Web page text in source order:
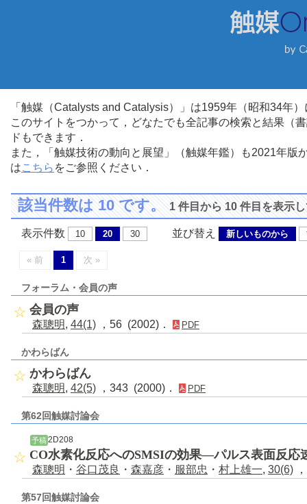
「触媒（Catalysts and Catalysis）」は1959年（昭和34年
このサイトをつかって，どなたでも全記事の検索と結果（
ドもできます．
また，「触媒技術の動向と展望」（触媒年鑑）も2021年
はこちら をご参照ください．
該当件数は 10 です。1 件目から 10 件目を表示
表示件数 10 20 30 並び替え 新しいものから
« 前 1 次 »
フォーラム・会員の声
会員の声
森聰明, 44(1) ，56 (2002)． PDF
かわらばん
かわらばん
森聰明, 42(5) ，343 (2000)． PDF
第62回触媒討論会
予稿2D208
CO水素化反応へのSMSIの効果―パルス表面反応
森聰明 ・ 谷口茂良 ・ 森嘉彦 ・ 服部忠 ・ 村上雄一, 30(6)
第57回触媒討論会